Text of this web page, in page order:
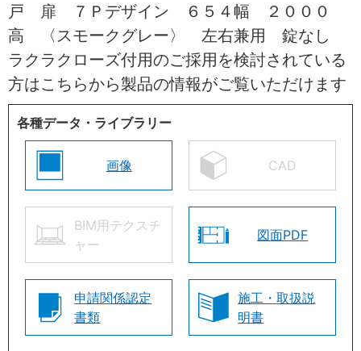
戸 扉 ７Ｐデザイン ６５４幅 ２０００
高 〈スモークグレー〉 左右兼用 錠なし
ラクラクローズ付用のご採用を検討されている
方はこちらから製品の情報がご覧いただけます
各種データ・ライブラリー
画像 CAD
BIM用テクスチ
ャー
図面PDF
申請関係認定
書類
施工・取扱説
明書